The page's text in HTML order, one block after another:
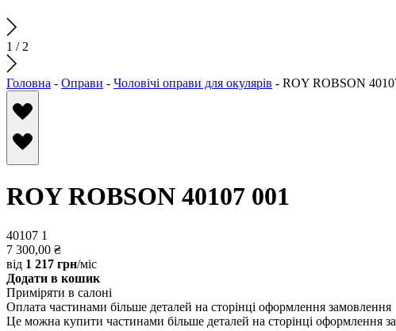
1 / 2
Головна - Оправи - Чоловічі оправи для окулярів - ROY ROBSON
ROY ROBSON 40107 001
40107 1
7 300,00 ₴
від 1 217 грн/міс
Додати в кошик
Приміряти в салоні
Оплата частинами більше деталей на сторінці оформлення замовлення
Це можна купити частинами більше деталей на сторінці оформлення